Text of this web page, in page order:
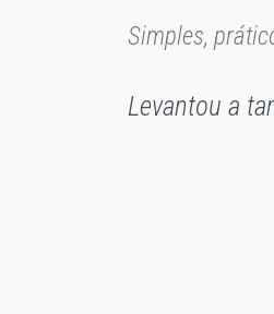
Simples,
Levantou a